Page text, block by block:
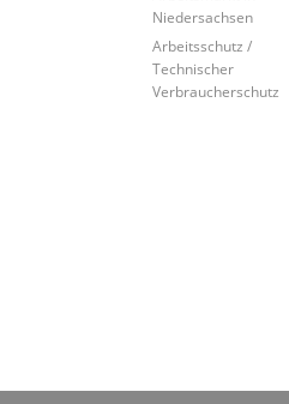
Niedersachsen
Arbeitsschutz /
Technischer
Verbraucherschutz